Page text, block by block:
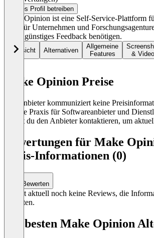
Dieses Profil betreiben
Make Opinion ist eine Self-Service-Plattform
ideal für Unternehmen und
kostengünstiges Feedback benötigen.
Übersicht Alternativen
Allgemeine
Features
&
Make Opinion Preise
Der Anbieter kommuniziert keine
übliche Praxis für Softwareanbieter und
kannst du den Anbieter kontaktieren, um
Bewertungen für Make
Preis-Informationen (0)
Bewerten
Es gibt aktuell noch keine Reviews, die
enthalten.
Die besten Make Opinion